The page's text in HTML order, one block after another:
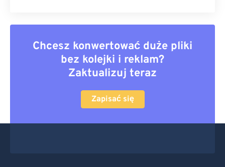
Chcesz konwertować duże pliki
bez kolejki i reklam?
Zaktualizuj teraz
Zapisać się